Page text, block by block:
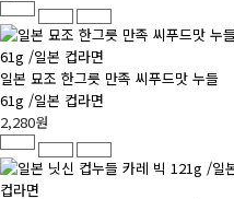
일본 묘조 한그릇 만족 씨푸드맛 누들
61g /일본 컵라면
2,280원